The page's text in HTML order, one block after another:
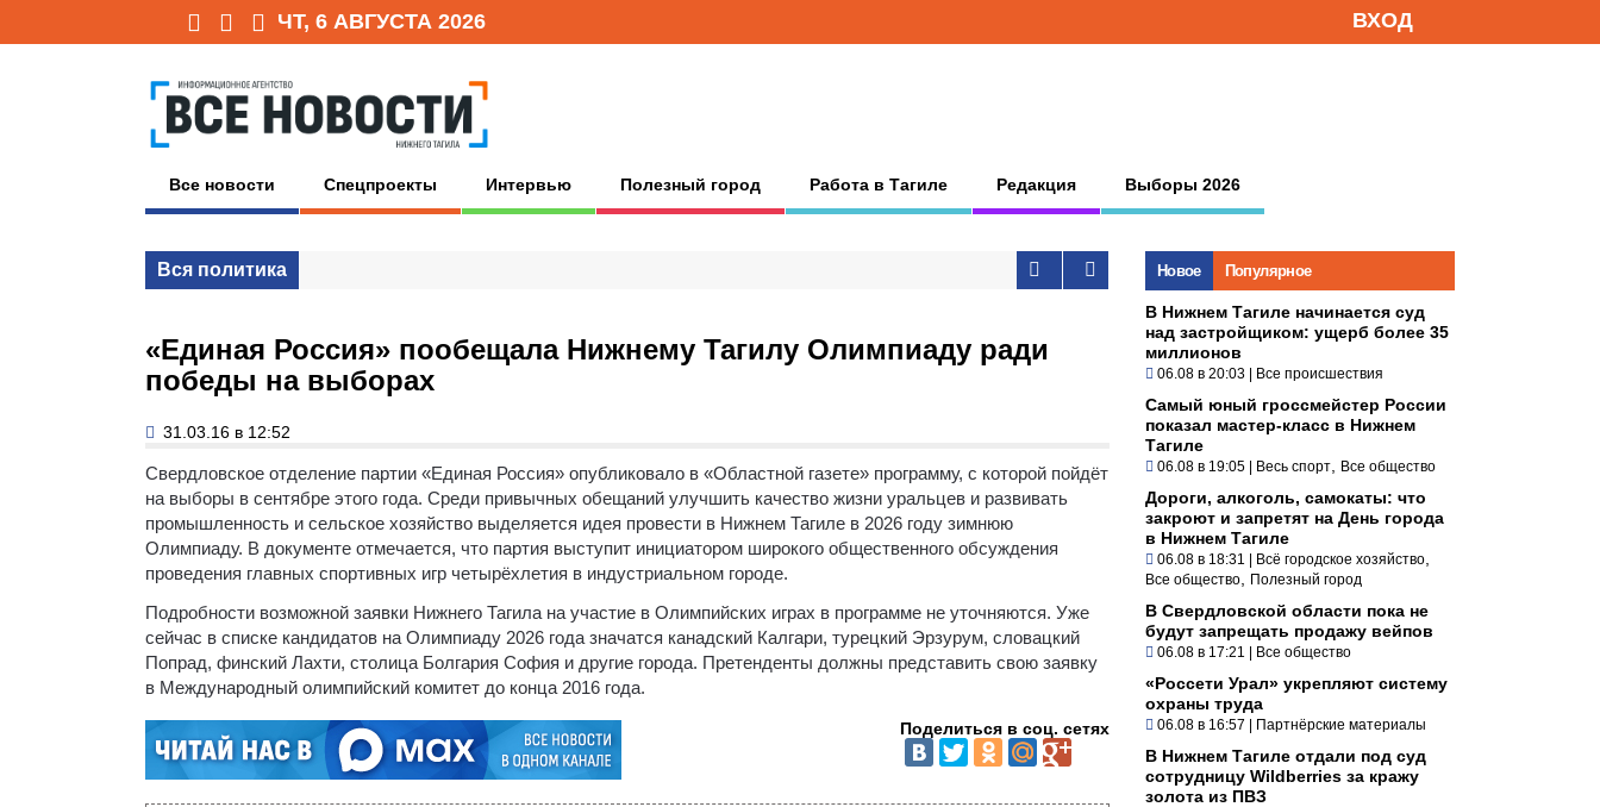
ЧТ, 6 АВГУСТА 2026 ВХОД
Все новости Спецпроекты Интервью Полезный город Работа в Тагиле Редакция Выборы 2026
Вся политика
«Единая Россия» пообещала Нижнему Тагилу Олимпиаду ради
победы на выборах
31.03.16 в 12:52
Свердловское отделение партии «Единая Россия» опубликовало в «Областной газете» программу, с которой пойдёт
на выборы в сентябре этого года. Среди привычных обещаний улучшить качество жизни уральцев и развивать
промышленность и сельское хозяйство выделяется идея провести в Нижнем Тагиле в 2026 году зимнюю
Олимпиаду. В документе отмечается, что партия выступит инициатором широкого общественного обсуждения
проведения главных спортивных игр четырёхлетия в индустриальном городе.
Подробности возможной заявки Нижнего Тагила на участие в Олимпийских играх в программе не уточняются. Уже
сейчас в списке кандидатов на Олимпиаду 2026 года значатся канадский Калгари, турецкий Эрзурум, словацкий
Попрад, финский Лахти, столица Болгария София и другие города. Претенденты должны представить свою заявку
в Международный олимпийский комитет до конца 2016 года.
Поделиться в соц. сетях
Новое Популярное
В Нижнем Тагиле начинается суд
над застройщиком: ущерб более 35
миллионов
06.08 в 20:03 | Все происшествия
Самый юный гроссмейстер России
показал мастер-класс в Нижнем
Тагиле
06.08 в 19:05 | Весь спорт Все общество
Дороги, алкоголь, самокаты: что
закроют и запретят на День города
в Нижнем Тагиле
06.08 в 18:31 | Всё городское хозяйство
Все общество Полезный город
В Свердловской области пока не
будут запрещать продажу вейпов
06.08 в 17:21 | Все общество
«Россети Урал» укрепляют систему
охраны труда
06.08 в 16:57 | Партнёрские материалы
В Нижнем Тагиле отдали под суд
сотрудницу Wildberries за кражу
золота из ПВЗ